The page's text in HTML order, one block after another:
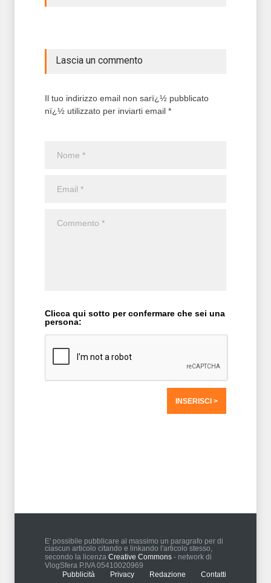
Lascia un commento
Il tuo indirizzo email non sarï¿½ pubblicato
nï¿½ utilizzato per inviarti email *
Clicca qui sotto per confermare che sei una
persona:
E' possibile pubblicare al massimo un paragrafo per di
ciascun articolo citando e linkando l'articolo stesso,
secondo la licenza Creative Commons - network di
VlogSfera P.IVA 05410020969
Pubblicità
Privacy Redazione Contatti